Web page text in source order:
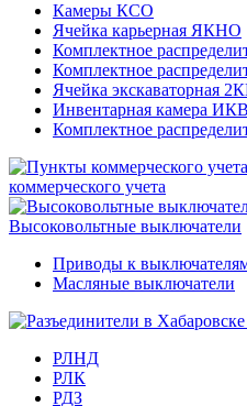
Камеры КСО
Ячейка карьерная ЯКНО
Комплектное
Комплектное
Ячейка экскаваторная
Инвентарная камера
Комплектное
коммерческого учета
Высоковольтные выключатели
Приводы к
Масляные выключатели
РЛНД
РЛК
РДЗ